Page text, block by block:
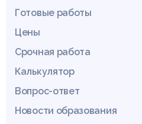
Готовые работы
Цены
Срочная работа
Калькулятор
Вопрос-ответ
Новости образования